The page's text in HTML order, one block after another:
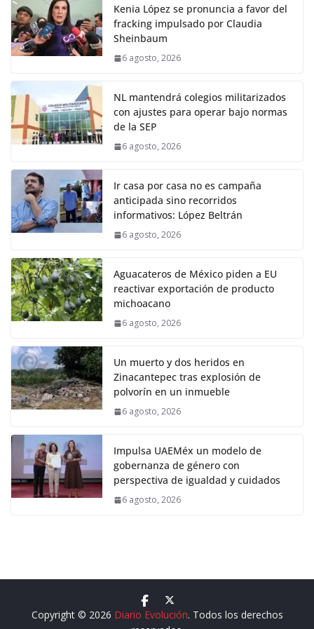
Kenia López se pronuncia a favor del
fracking impulsado por Claudia
Sheinbaum
6 agosto, 2026
NL mantendrá colegios militarizados
con ajustes para operar bajo normas
de la SEP
6 agosto, 2026
Ir casa por casa no es campaña
anticipada sino recorridos
informativos: López Beltrán
6 agosto, 2026
Aguacateros de México piden a EU
reactivar exportación de producto
michoacano
6 agosto, 2026
Un muerto y dos heridos en
Zinacantepec tras explosión de
polvorín en un inmueble
6 agosto, 2026
Impulsa UAEMéx un modelo de
gobernanza de género con
perspectiva de igualdad y cuidados
6 agosto, 2026
Copyright © 2026 Diario Evolución. Todos los derechos